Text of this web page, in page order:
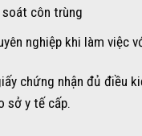
côn trùng
nghiệp khi làm việc
chứng nhận đủ điều
sở y tế cấp.